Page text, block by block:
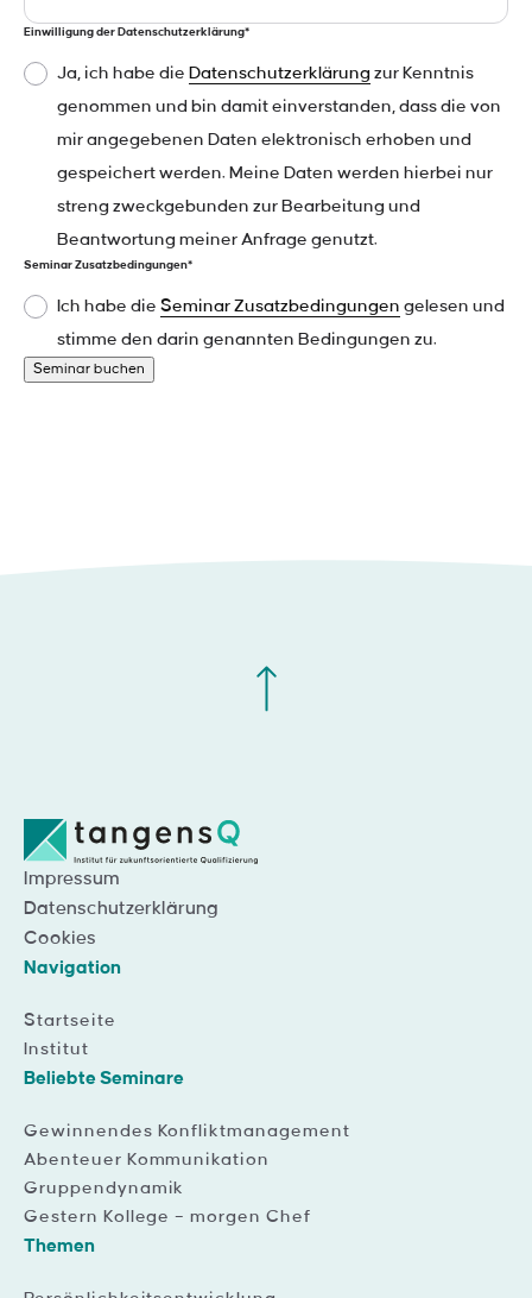
Einwilligung der Datenschutzerklärung*
Ja, ich habe die Datenschutzerklärung zur Kenntnis
genommen und bin damit einverstanden, dass die von
mir angegebenen Daten elektronisch erhoben und
gespeichert werden. Meine Daten werden hierbei nur
streng zweckgebunden zur Bearbeitung und
Beantwortung meiner Anfrage genutzt.
Seminar Zusatzbedingungen*
Ich habe die Seminar Zusatzbedingungen gelesen und
stimme den darin genannten Bedingungen zu.
Seminar buchen
Impressum
Datenschutzerklärung
Cookies
Navigation
Startseite
Institut
Beliebte Seminare
Gewinnendes Konfliktmanagement
Abenteuer Kommunikation
Gruppendynamik
Gestern Kollege – morgen Chef
Themen